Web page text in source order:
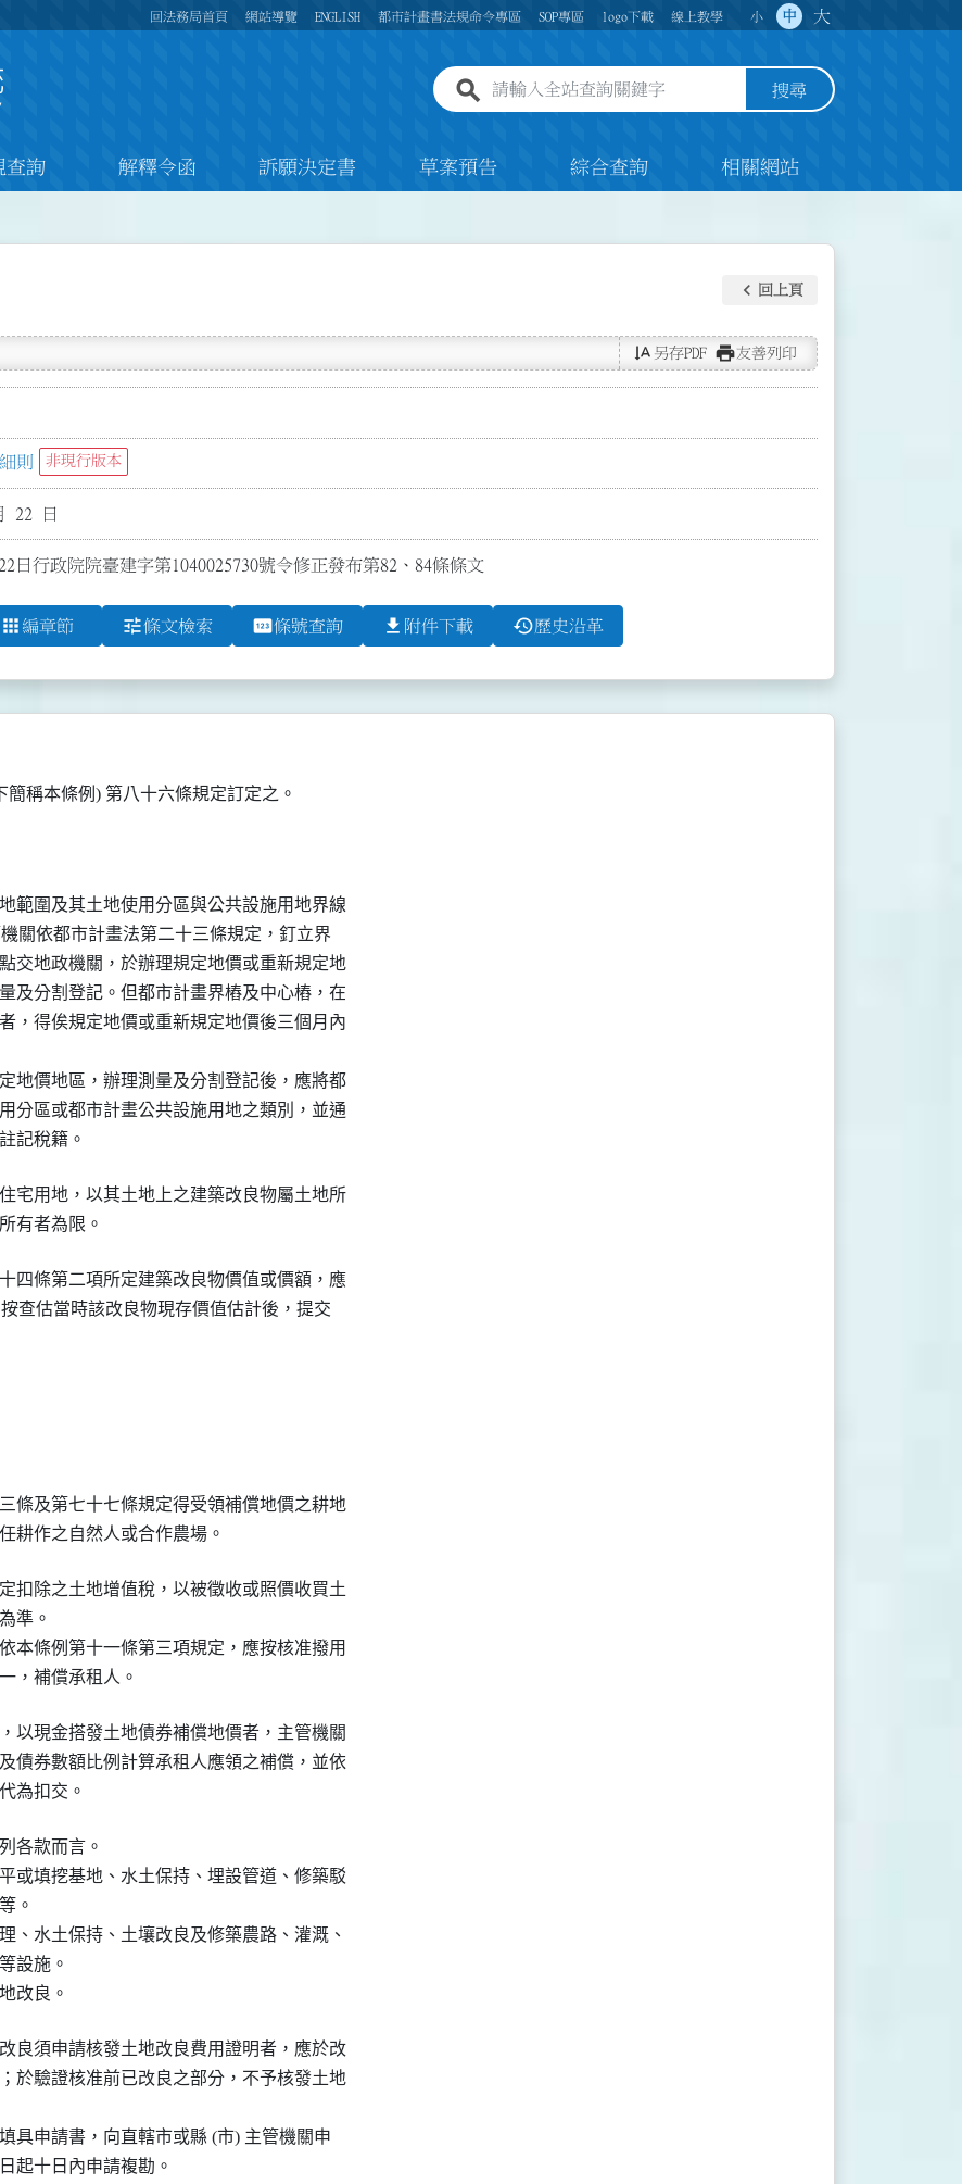
回法務局首頁 網站導覽 ENGLISH 都市計畫書法規命令專區 SOP專區 logo下載 線上教學 小 中 大
全站查詢關鍵字欄位 搜尋
查詢 解釋令函 訴願決定書 草案預告 綜合查詢 相關網站
keyboard_arrow_left 回上頁
text_rotate_vertical 另存PDF print友善列印
則 非現行版本
22 日
日行政院院臺建字第1040025730號令修正發布第82、84條條文
apps 編章節 tune條文檢索 pin條號查詢 file_download 附件下載 history歷史沿革
稱本條例) 第八十六條規定訂定之。
範圍及其土地使用分區與公共設施用地界線
關依都市計畫法第二十三條規定，釘立界
交地政機關，於辦理規定地價或重新規定地
及分割登記。但都市計畫界樁及中心樁，在
，得俟規定地價或重新規定地價後三個月內
地價地區，辦理測量及分割登記後，應將都
分區或都市計畫公共設施用地之類別，並通
記稅籍。
宅用地，以其土地上之建築改良物屬土地所
有者為限。
四條第二項所定建築改良物價值或價額，應
查估當時該改良物現存價值估計後，提交
條及第七十七條規定得受領補償地價之耕地
耕作之自然人或合作農場。
扣除之土地增值稅，以被徵收或照價收買土
準。
本條例第十一條第三項規定，應按核准撥用
，補償承租人。
以現金搭發土地債券補償地價者，主管機關
債券數額比例計算承租人應領之補償，並依
為扣交。
各款而言。
或填挖基地、水土保持、埋設管道、修築駁
。
、水土保持、土壤改良及修築農路、灌溉、
設施。
改良。
良須申請核發土地改良費用證明者，應於改
於驗證核准前已改良之部分，不予核發土地
具申請書，向直轄市或縣 (市) 主管機關申
起十日內申請複勘。